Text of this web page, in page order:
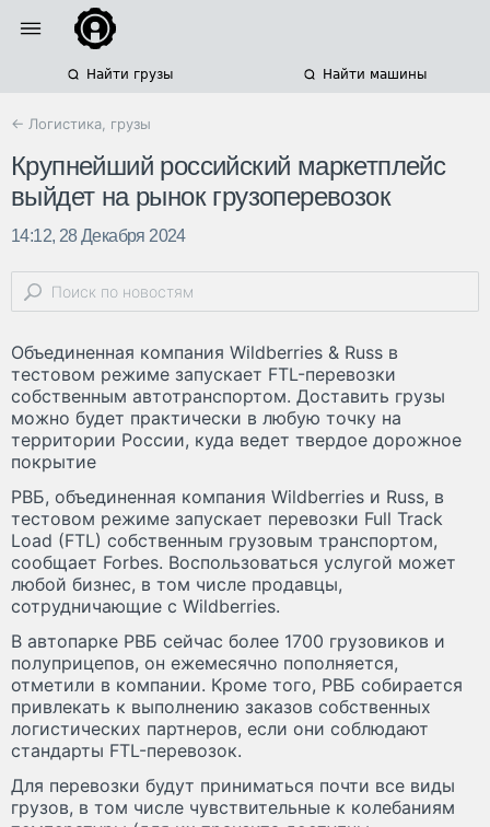
Найти грузы Найти машины
← Логистика, грузы
Крупнейший российский маркетплейс
выйдет на рынок грузоперевозок
14:12, 28 Декабря 2024
Объединенная компания Wildberries & Russ в
тестовом режиме запускает FTL-перевозки
собственным автотранспортом. Доставить грузы
можно будет практически в любую точку на
территории России, куда ведет твердое дорожное
покрытие
РВБ, объединенная компания Wildberries и Russ, в
тестовом режиме запускает перевозки Full Track
Load (FTL) собственным грузовым транспортом,
сообщает Forbes. Воспользоваться услугой может
любой бизнес, в том числе продавцы,
сотрудничающие с Wildberries.
В автопарке РВБ сейчас более 1700 грузовиков и
полуприцепов, он ежемесячно пополняется,
отметили в компании. Кроме того, РВБ собирается
привлекать к выполнению заказов собственных
логистических партнеров, если они соблюдают
стандарты FTL-перевозок.
Для перевозки будут приниматься почти все виды
грузов, в том числе чувствительные к колебаниям